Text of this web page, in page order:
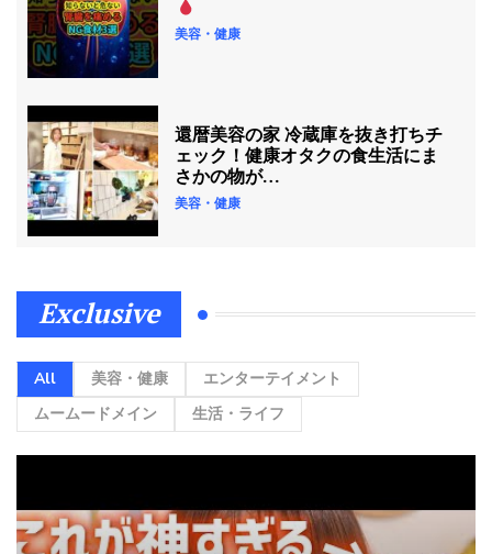
美容・健康
還暦美容の家 冷蔵庫を抜き打ちチ
ェック！健康オタクの食生活にま
さかの物が…
美容・健康
Exclusive
All 美容・健康
エンターテイメント
ムームードメイン
生活・ライフ